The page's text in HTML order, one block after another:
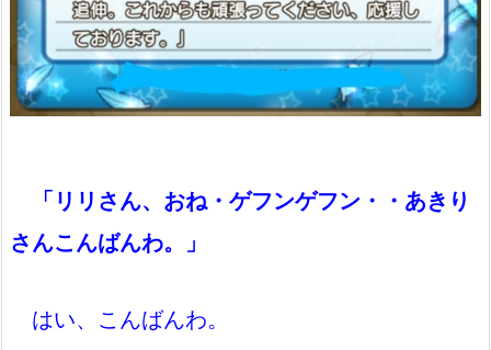
「リリさん、おね・ゲフンゲフン・・あきり
さんこんばんわ。」
はい、こんばんわ。